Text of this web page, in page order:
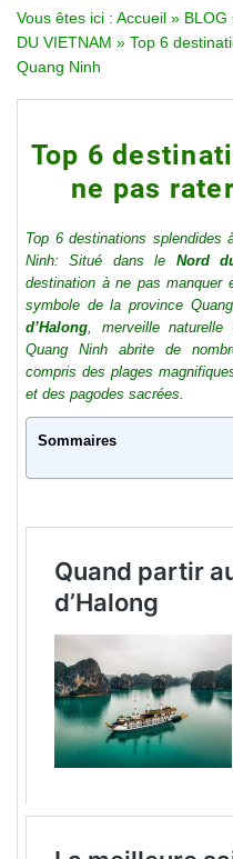
Vous êtes ici : Accueil » BLOG
DU VIETNAM » Top 6
Quang Ninh
Top 6
ne pas
Top 6 destinations splendides
Ninh: Situé dans le Nord
destination à ne pas manquer
symbole de la province
d’Halong, merveille naturelle
Quang Ninh abrite de
compris des plages
et des pagodes sacrées.
Sommaires